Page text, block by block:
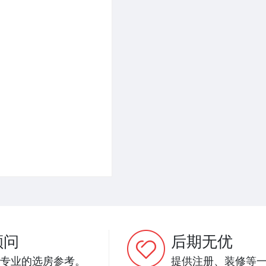
业的选房参考。
后期无优
提供注册、装修等